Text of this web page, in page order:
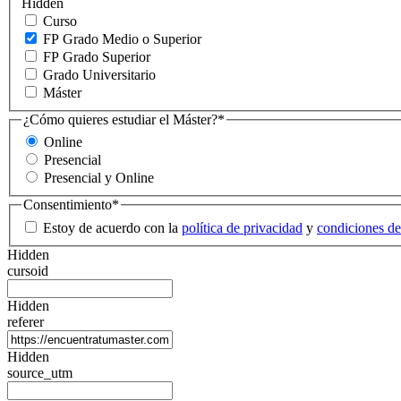
Curso
FP Grado Medio o Superior
FP Grado Superior
Grado Universitario
Máster
¿Cómo quieres estudiar el Máster?*
Online
Presencial
Presencial y Online
Consentimiento*
Estoy de acuerdo con la política de privacidad y condiciones
Hidden
cursoid
Hidden
referer
Hidden
source_utm